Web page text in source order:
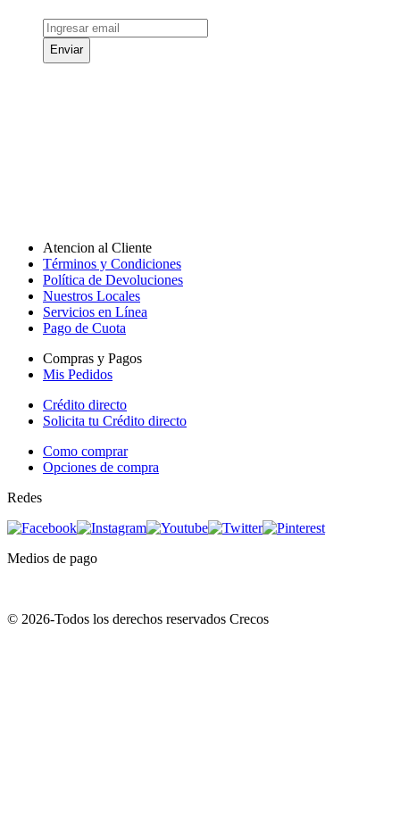
Enviar
Atencion al Cliente
Términos y Condiciones
Política de Devoluciones
Nuestros Locales
Servicios en Línea
Pago de Cuota
Compras y Pagos
Mis Pedidos
Crédito directo
Solicita tu Crédito directo
Como comprar
Opciones de compra
Redes
Medios de pago
© 2026-Todos los derechos reservados Crecos